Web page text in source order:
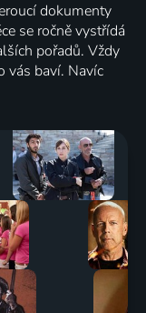
dokumenty
se ročně vystřídá
pořadů. Vždy
vás baví. Navíc